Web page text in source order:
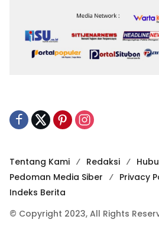
Tentang Kami Redaksi
Pedoman Media Siber
Privacy
Indeks Berita
© Copyright 2023, All Rights